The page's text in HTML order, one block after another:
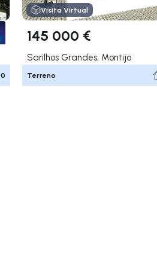
0
Visita Virtual
145 000 €
Sarilhos Grandes, Montijo
Terreno